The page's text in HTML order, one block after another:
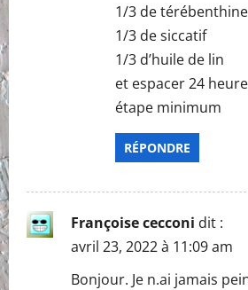
1/3 de térébenthine
1/3 de siccatif
1/3 d’huile de lin
et espacer 24
étape minimum
RÉPONDRE
Françoise cecconi dit :
avril 23, 2022 à 11:09 am
Bonjour. Je n.ai jamais